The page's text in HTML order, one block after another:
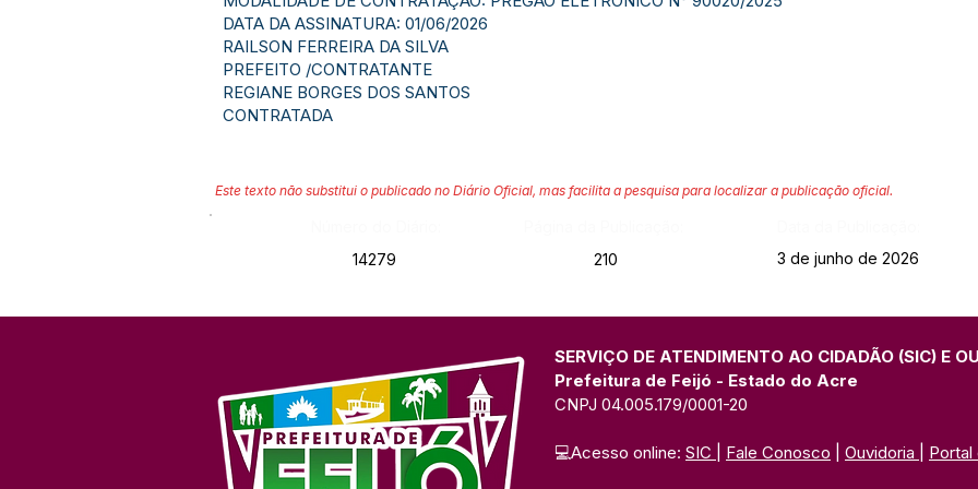
DATA DA ASSINATURA: 01/06/2026
RAILSON FERREIRA DA SILVA
PREFEITO /CONTRATANTE
REGIANE BORGES DOS SANTOS
CONTRATADA
Este texto não substitui o publicado no Diário Oficial, mas facilita a pesquisa para localizar a publicação oficial.
14279
210 3 de junho de 2026
SERVIÇO DE ATENDIMENTO AO CIDADÃO (SIC) E
Prefeitura de Feijó - Estado do Acre
CNPJ 04.005.179/0001-20
💻Acesso online: SIC Fale Conosco Ouvidoria Portal